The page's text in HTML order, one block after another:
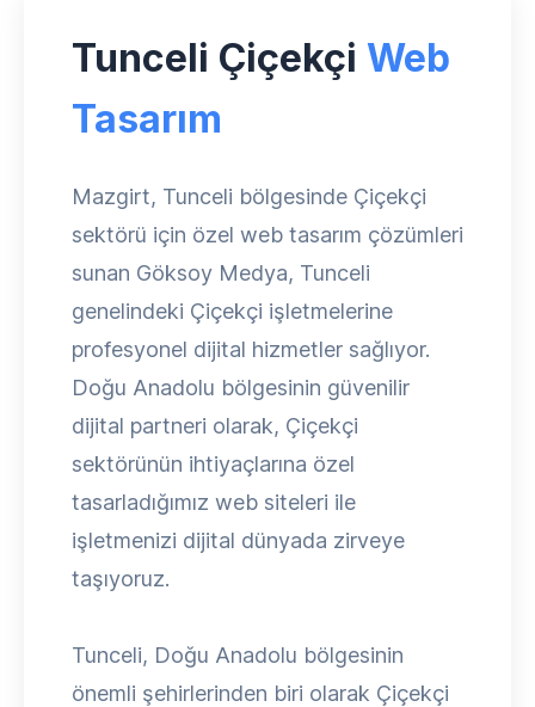
Tunceli Çiçekçi Web
Tasarım
Mazgirt, Tunceli bölgesinde Çiçekçi
sektörü için özel web tasarım çözümleri
sunan Göksoy Medya, Tunceli
genelindeki Çiçekçi işletmelerine
profesyonel dijital hizmetler sağlıyor.
Doğu Anadolu bölgesinin güvenilir
dijital partneri olarak, Çiçekçi
sektörünün ihtiyaçlarına özel
tasarladığımız web siteleri ile
işletmenizi dijital dünyada zirveye
taşıyoruz.
Tunceli, Doğu Anadolu bölgesinin
önemli şehirlerinden biri olarak Çiçekçi